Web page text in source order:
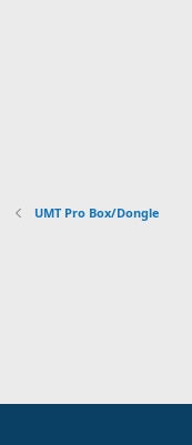
UMT Pro Box/Dongle